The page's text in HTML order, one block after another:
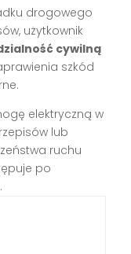
drogowego
użytkownik
cywilną
szkód
elektryczną w
lub
ruchu
po